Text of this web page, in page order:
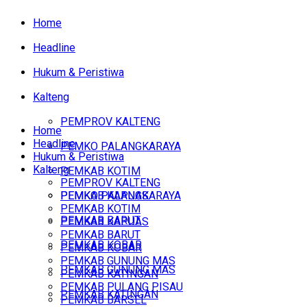
Home
Headline
Hukum & Peristiwa
Kalteng
PEMPROV KALTENG
PEMKO PALANGKARAYA
PEMKAB KOTIM
PEMKAB KAPUAS
PEMKAB BARUT
PEMKAB KOBAR
PEMKAB GUNUNG MAS
PEMKAB KATINGAN
Home
Headline
Hukum & Peristiwa
Kalteng
PEMPROV KALTENG
PEMKO PALANGKARAYA
PEMKAB KOTIM
PEMKAB KAPUAS
PEMKAB BARUT
PEMKAB KOBAR
PEMKAB GUNUNG MAS
PEMKAB KATINGAN
PEMKAB PULANG PISAU
PEMKAB BARSEL